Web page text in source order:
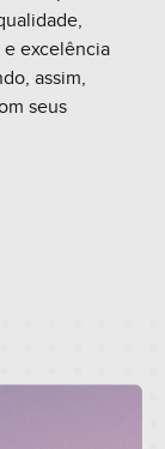
excelência
assim,
seus